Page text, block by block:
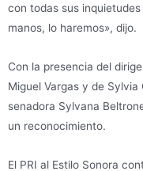
con todas sus
manos, lo haremos», dijo.
Con la presencia del
Miguel Vargas y de
senadora Sylvana
un reconocimiento.
El PRI al Estilo Sonora